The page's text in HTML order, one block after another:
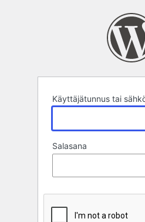
Käyttäjätunnus tai
Salasana